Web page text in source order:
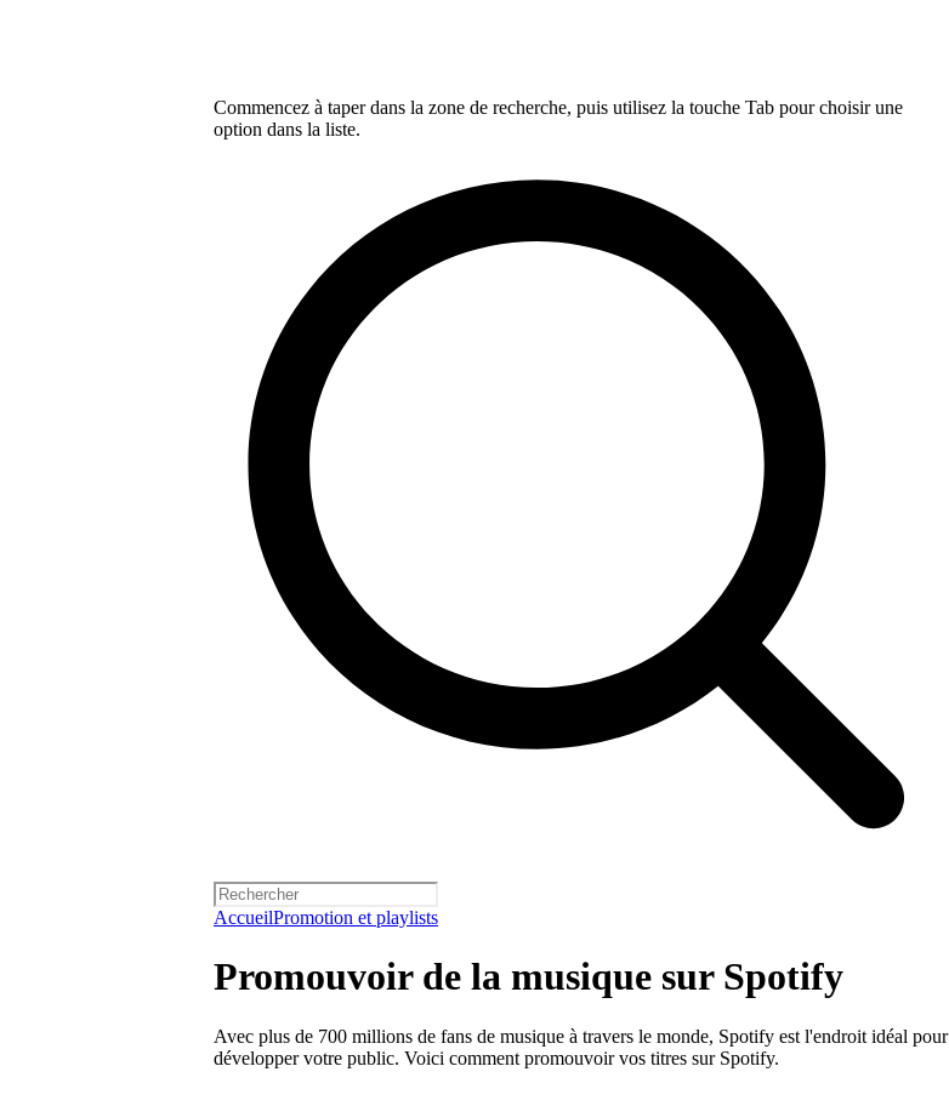
Commencez à taper dans la zone de recherche, puis utilisez la touche Tab pour choisir une
option dans la liste.
AccueilPromotion et playlists
Promouvoir de la musique sur Spotify
Avec plus de 700 millions de fans de musique à travers le monde, Spotify est l'endroit idéal pour
développer votre public. Voici comment promouvoir vos titres sur Spotify.